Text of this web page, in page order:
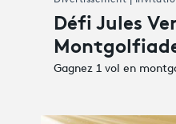
Défi Jules
Gagnez 1 vol en